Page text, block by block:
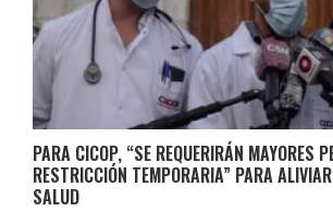
PARA CICOP, “SE REQUERIRÁN MAYORES
RESTRICCIÓN TEMPORARIA” PARA
SALUD